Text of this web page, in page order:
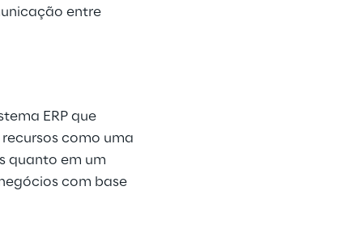
entre
ERP que
como uma
quanto em um
com base